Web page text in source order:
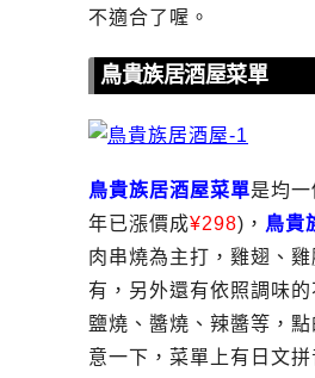
不適合了喔。
鳥貴族居酒屋菜單
鳥貴族居酒屋菜單是均
年已漲價成¥298)， 鳥貴
肉串燒為主打，雞翅、
有，另外還有依照調味
鹽燒、醬燒、辣醬等，
意一下，菜單上有日文拼